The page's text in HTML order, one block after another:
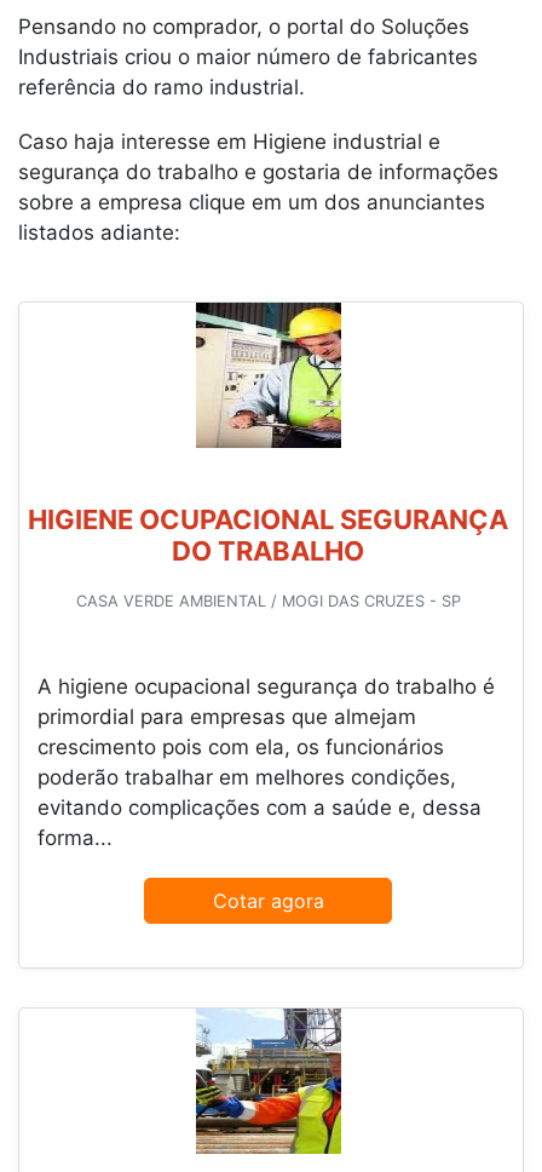
Pensando no comprador, o portal do Soluções
Industriais criou o maior número de fabricantes
referência do ramo industrial.
Caso haja interesse em Higiene industrial e
segurança do trabalho e gostaria de informações
sobre a empresa clique em um dos anunciantes
listados adiante:
HIGIENE OCUPACIONAL SEGURANÇA
DO TRABALHO
CASA VERDE AMBIENTAL / MOGI DAS CRUZES - SP
A higiene ocupacional segurança do trabalho é
primordial para empresas que almejam
crescimento pois com ela, os funcionários
poderão trabalhar em melhores condições,
evitando complicações com a saúde e, dessa
forma...
Cotar agora